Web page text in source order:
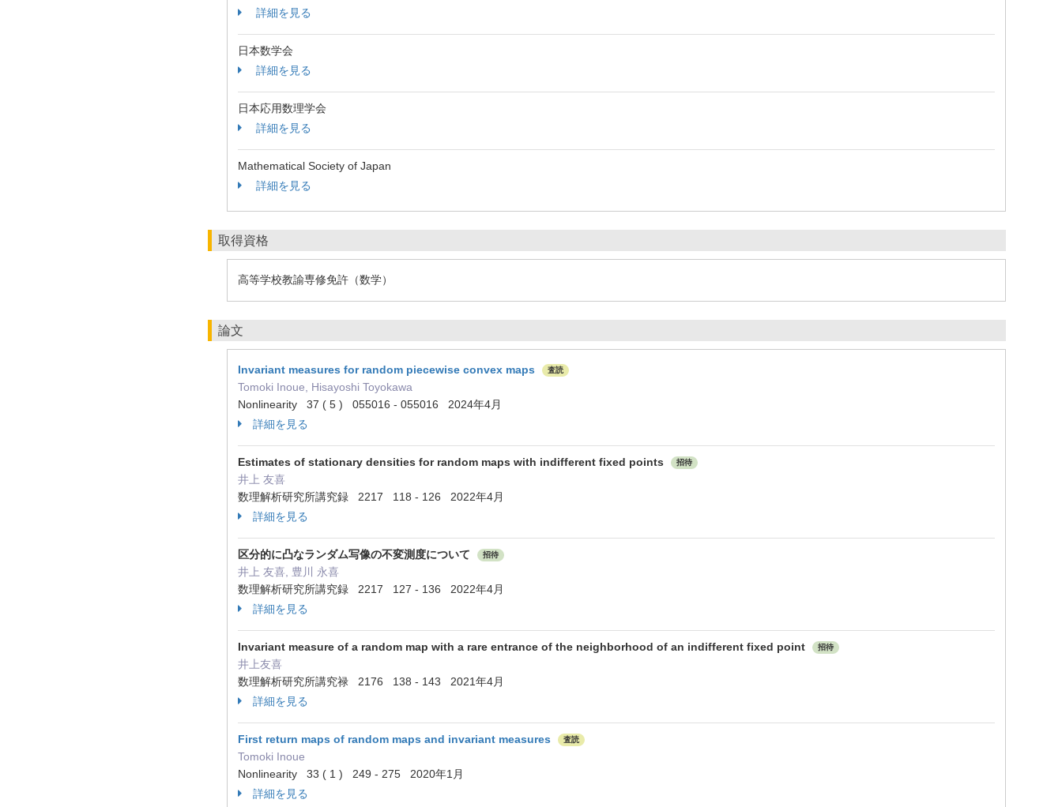
詳細を見る
日本数学会
詳細を見る
日本応用数理学会
詳細を見る
Mathematical Society of Japan
詳細を見る
取得資格
高等学校教諭専修免許（数学）
論文
Invariant measures for random piecewise convex maps 査読
Tomoki Inoue, Hisayoshi Toyokawa
Nonlinearity 37 ( 5 ) 055016 - 055016 2024年4月
詳細を見る
Estimates of stationary densities for random maps with indifferent fixed points 招待
井上 友喜
数理解析研究所講究録 2217 118 - 126 2022年4月
詳細を見る
区分的に凸なランダム写像の不変測度について 招待
井上 友喜, 豊川 永喜
数理解析研究所講究録 2217 127 - 136 2022年4月
詳細を見る
Invariant measure of a random map with a rare entrance of the neighborhood of an indifferent fixed point 招待
井上友喜
数理解析研究所講究禄 2176 138 - 143 2021年4月
詳細を見る
First return maps of random maps and invariant measures 査読
Tomoki Inoue
Nonlinearity 33 ( 1 ) 249 - 275 2020年1月
詳細を見る